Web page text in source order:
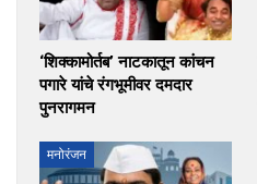
‘शिक्कामोर्तब’ नाटकातून कांचन
पगारे यांचे रंगभूमीवर दमदार
पुनरागमन
मनोरंजन